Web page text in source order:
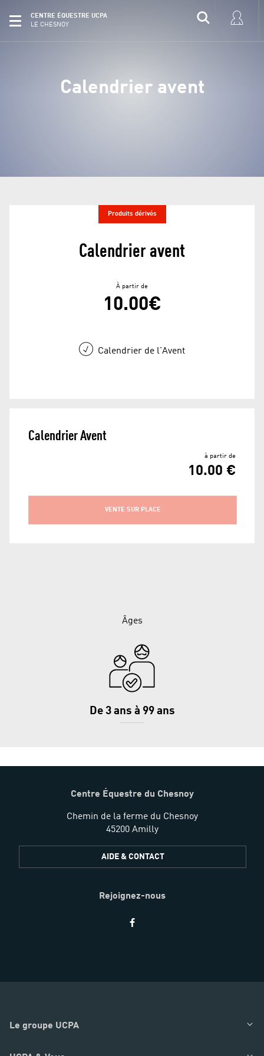
CENTRE ÉQUESTRE UCPA
LE CHESNOY
Calendrier avent
Produits dérivés
Calendrier avent
À partir de
10.00€
Calendrier de l'Avent
Calendrier Avent
à partir de
10.00 €
VENTE SUR PLACE
Âges
De 3 ans à 99 ans
Centre Équestre du Chesnoy
Chemin de la ferme du Chesnoy
45200 Amilly
AIDE & CONTACT
Rejoignez-nous
Le groupe UCPA